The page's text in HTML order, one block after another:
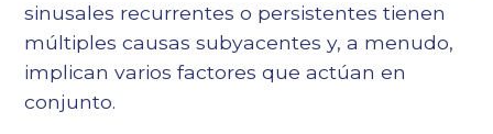
sinusales recurrentes o persistentes tienen
múltiples causas subyacentes y, a menudo,
implican varios factores que actúan en
conjunto.